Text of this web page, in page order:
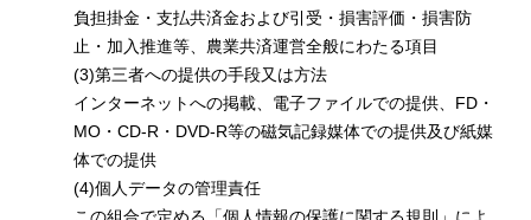
負担掛金・支払共済金および引受・損害評価・損害防
止・加入推進等、農業共済運営全般にわたる項目
(3)第三者への提供の手段又は方法
インターネットへの掲載、電子ファイルでの提供、FD・
MO・CD‐R・DVD‐R等の磁気記録媒体での提供及び紙媒
体での提供
(4)個人データの管理責任